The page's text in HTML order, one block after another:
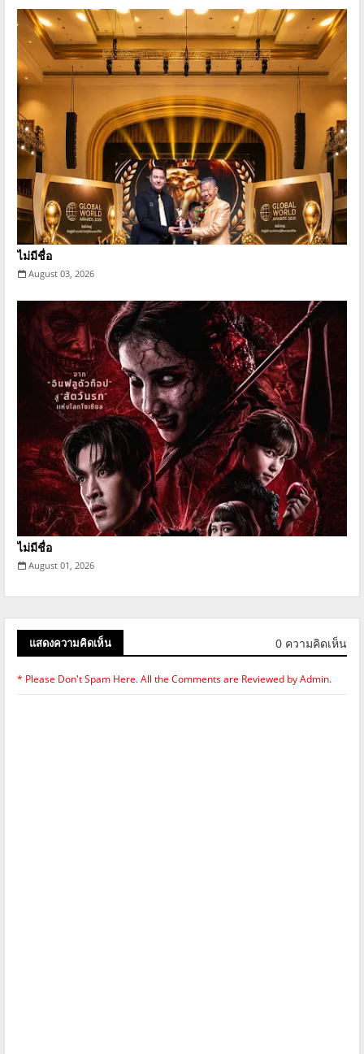
ไม่มีชื่อ
August 03, 2026
ไม่มีชื่อ
August 01, 2026
แสดงความคิดเห็น 0 ความคิดเห็น
* Please Don't Spam Here. All the Comments are Reviewed by Admin.